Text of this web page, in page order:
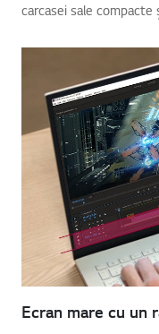
carcasei sale compacte
Ecran mare cu un